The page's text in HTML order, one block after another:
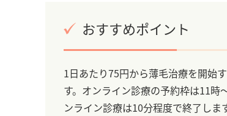
おすすめポイント
1日あたり75円から薄毛治療を開始
す。オンライン診療の予約枠は11
ンライン診療は10分程度で終了しま